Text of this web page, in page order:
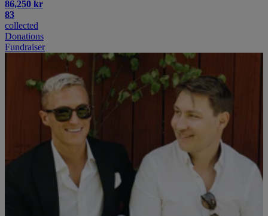
86,250 kr
83
collected
Donations
Fundraiser